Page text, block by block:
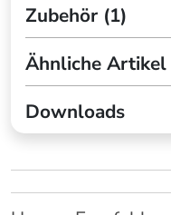
Zubehör (1)
Ähnliche Artikel
Downloads